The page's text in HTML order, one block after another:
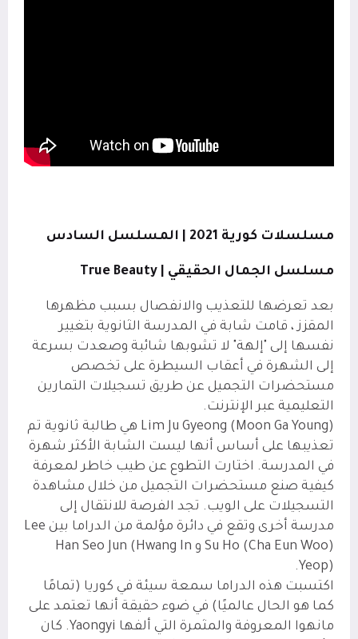
مسلسلات كورية 2021 | المسلسل السادس
مسلسل الجمال الحقيقي | True Beauty
بعد تعرضها للتعذيب والانفصال بسبب مظهرها
المقزز ، قامت شابة في المدرسة الثانوية بتغيير
نفسها إلى "إلهة" لا تشوبها شائبة وصعدت بسرعة
إلى الشهرة في أعقاب السيطرة على تخصص
مستحضرات التجميل عن طريق تسجيلات التمارين
التعليمية عبر الإنترنت.
Lim Ju Gyeong (Moon Ga Young) هي طالبة ثانوية تم
تعذيبها على أساس أنها ليست الشابة الأكثر شهرة
في المدرسة. اختارت التطوع عن طيب خاطر لمعرفة
كيفية صنع مستحضرات التجميل من خلال مشاهدة
التسجيلات على الويب. تجد الفرصة للانتقال إلى
مدرسة أخرى وتقع في دائرة مؤلمة من الدراما بين Lee
Su Ho (Cha Eun Woo) و Han Seo Jun (Hwang In
Yeop).
اكتسبت هذه الدراما سمعة سيئة في كوريا (تمامًا
كما هو الحال عالميًا) في ضوء حقيقة أنها تعتمد على
مانهوا المعروفة والمثمرة التي ألفها Yaongyi. كان